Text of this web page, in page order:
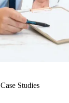
Case Studies